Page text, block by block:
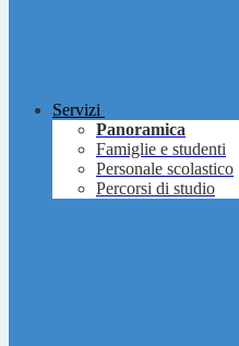
Servizi
Panoramica
Famiglie e studenti
Personale scolastico
Percorsi di studio